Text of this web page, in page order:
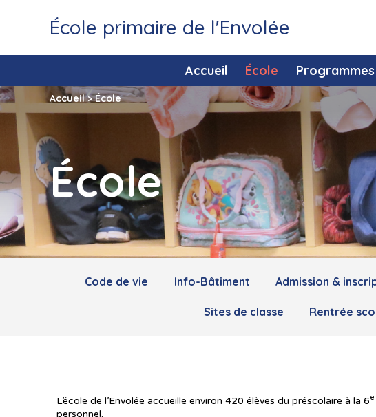
École primaire de l'Envolée
Accueil École Programmes
Accueil>École
École
Code de vie Info-Bâtiment Admission &
Sites de classe Rentrée
L’école de l’Envolée accueille environ 420 élèves du préscolaire à la 6e
personnel.